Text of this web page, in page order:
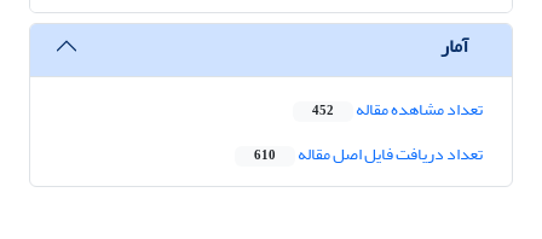
آمار
تعداد مشاهده مقاله 452
تعداد دریافت فایل اصل مقاله 610